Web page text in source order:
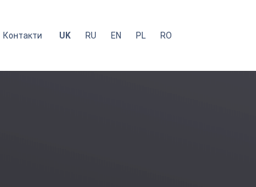
Контакти UK RU EN PL RO